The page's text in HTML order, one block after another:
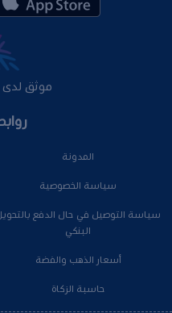
المدونة
سياسة الخصوصية
سياسة التوصيل في حال الدفع
البنكي
أسعار الذهب والفضة
حاسبة الزكاة
موثق لدى